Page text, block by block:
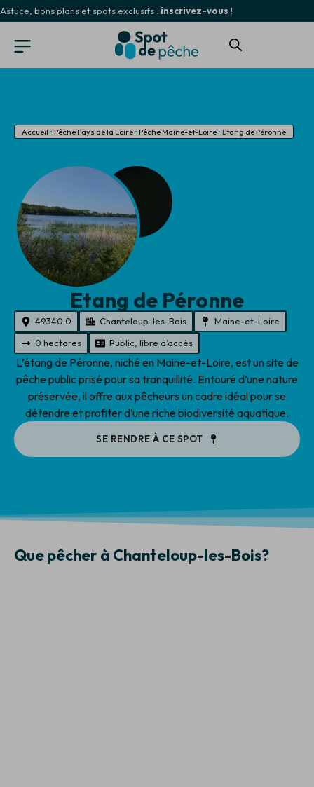
Astuce, bons plans et spots exclusifs : inscrivez-vous !
Accueil • Pêche Pays de la Loire • Pêche Maine-et-Loire • Etang de Péronne
Etang de Péronne
49340.0 Chanteloup-les-Bois
Maine-et-Loire
0 hectares
Public, libre d’accès
L’étang de Péronne, niché en Maine-et-Loire, est un site de
pêche public prisé pour sa tranquillité. Entouré d’une nature
préservée, il offre aux pêcheurs un cadre idéal pour se
détendre et profiter d’une riche biodiversité aquatique.
SE RENDRE À CE SPOT
Que pêcher à Chanteloup-les-Bois?